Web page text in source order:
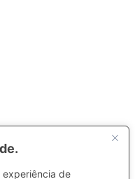
experiência de